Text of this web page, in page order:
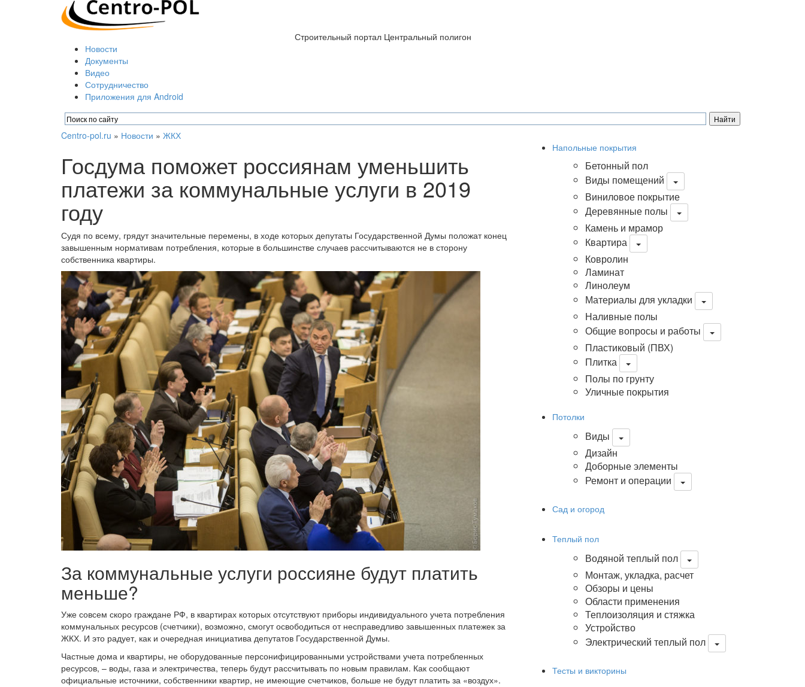
Строительный портал Центральный полигон
Новости
Документы
Видео
Сотрудничество
Приложения для Android
Centro-pol.ru » Новости » ЖКХ
Госдума поможет россиянам уменьшить
платежи за коммунальные услуги в 2019
году
Судя по всему, грядут значительные перемены, в ходе которых депутаты Государственной Думы положат конец
завышенным нормативам потребления, которые в большинстве случаев рассчитываются не в сторону
собственника квартиры.
За коммунальные услуги россияне будут платить
меньше?
Уже совсем скоро граждане РФ, в квартирах которых отсутствуют приборы индивидуального учета потребления
коммунальных ресурсов (счетчики), возможно, смогут освободиться от несправедливо завышенных платежек за
ЖКХ. И это радует, как и очередная инициатива депутатов Государственной Думы.
Частные дома и квартиры, не оборудованные персонифицированными устройствами учета потребленных
ресурсов, – воды, газа и электричества, теперь будут рассчитывать по новым правилам. Как сообщают
официальные источники, собственники квартир, не имеющие счетчиков, больше не будут платить за «воздух».
Напольные покрытия
Бетонный пол
Виды помещений
Виниловое покрытие
Деревянные полы
Камень и мрамор
Квартира
Ковролин
Ламинат
Линолеум
Материалы для укладки
Наливные полы
Общие вопросы и работы
Пластиковый (ПВХ)
Плитка
Полы по грунту
Уличные покрытия
Потолки
Виды
Дизайн
Доборные элементы
Ремонт и операции
Сад и огород
Теплый пол
Водяной теплый пол
Монтаж, укладка, расчет
Обзоры и цены
Области применения
Теплоизоляция и стяжка
Устройство
Электрический теплый пол
Тесты и викторины